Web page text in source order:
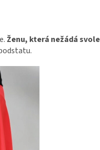
Ženu, která nežádá